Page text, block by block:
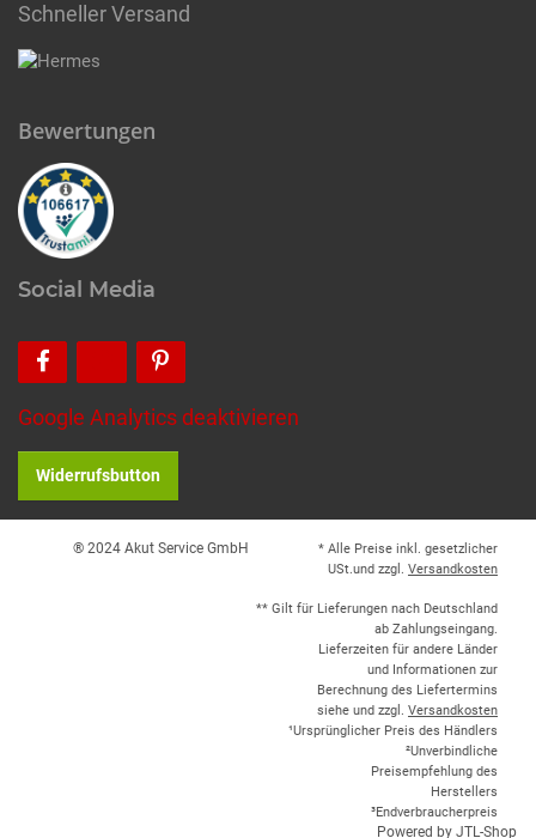
Schneller Versand
Bewertungen
Social Media
Google Analytics deaktivieren
Widerrufsbutton
® 2024 Akut Service GmbH
* Alle Preise inkl. gesetzlicher
USt.und zzgl. Versandkosten
** Gilt für Lieferungen nach Deutschland
ab Zahlungseingang.
Lieferzeiten für andere Länder
und Informationen zur
Berechnung des Liefertermins
siehe und zzgl. Versandkosten
¹Ursprünglicher Preis des Händlers
²Unverbindliche
Preisempfehlung des
Herstellers
³Endverbraucherpreis
Powered by JTL-Shop